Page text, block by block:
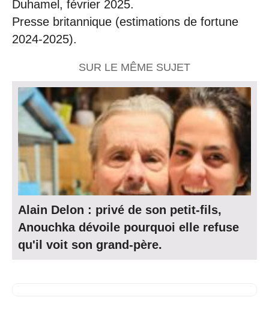
Duhamel, février 2025.
Presse britannique (estimations de fortune
2024-2025).
SUR LE MÊME SUJET
Alain Delon : privé de son petit-fils,
Anouchka dévoile pourquoi elle refuse
qu'il voit son grand-père.